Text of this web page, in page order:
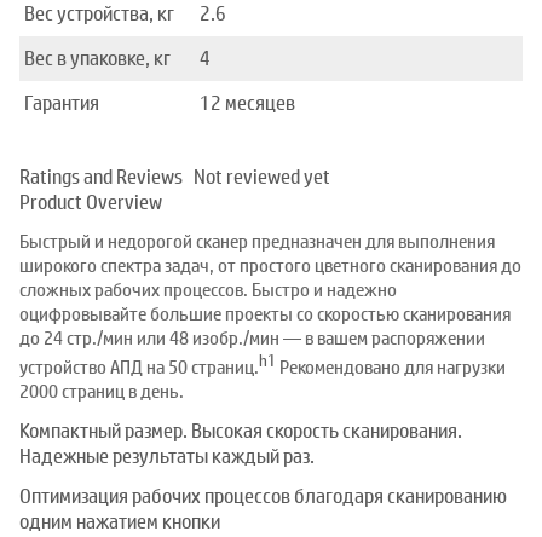
Вес устройства, кг
2.6
Вес в упаковке, кг
4
Гарантия
12 месяцев
Ratings and Reviews Not reviewed yet
Product Overview
Быстрый и недорогой сканер предназначен для выполнения
широкого спектра задач, от простого цветного сканирования до
сложных рабочих процессов. Быстро и надежно
оцифровывайте большие проекты со скоростью сканирования
до 24 стр./мин или 48 изобр./мин — в вашем распоряжении
устройство АПД на 50 страниц.h1 Рекомендовано для нагрузки
2000 страниц в день.
Компактный размер. Высокая скорость сканирования.
Надежные результаты каждый раз.
Оптимизация рабочих процессов благодаря сканированию
одним нажатием кнопки